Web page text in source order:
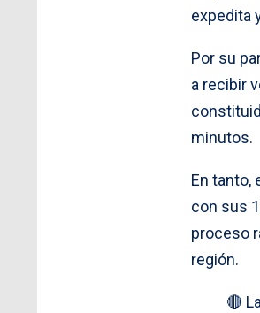
expedita
Por su
a recibir
minutos.
En tanto,
con sus
proceso
región.
🔴